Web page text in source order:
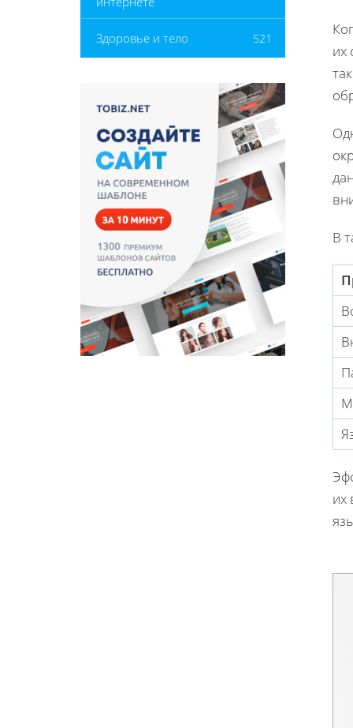
Здоровье и тело 521
их
В
их